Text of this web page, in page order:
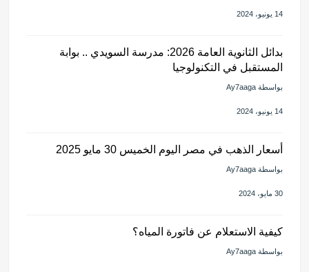
14 يونيو، 2024
بدائل الثانوية العامة 2026: مدرسة السويدي .. بوابة
المستقبل في التكنولوجيا
بواسطة Ay7aaga
14 يونيو، 2024
أسعار الذهب في مصر اليوم الخميس 30 مايو 2025
بواسطة Ay7aaga
30 مايو، 2024
كيفية الاستعلام عن فاتورة المياه؟
بواسطة Ay7aaga